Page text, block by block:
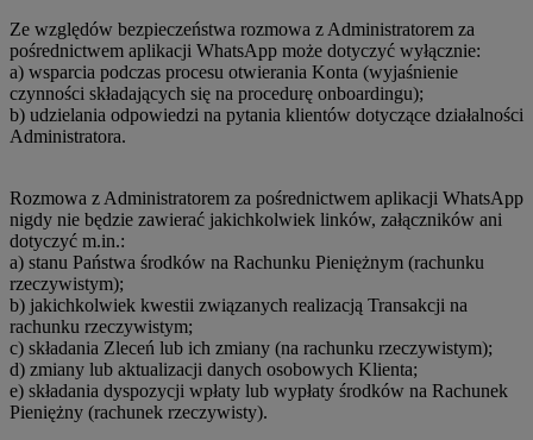
Ze względów bezpieczeństwa rozmowa z Administratorem za
pośrednictwem aplikacji WhatsApp może dotyczyć wyłącznie:
a) wsparcia podczas procesu otwierania Konta (wyjaśnienie
czynności składających się na procedurę onboardingu);
b) udzielania odpowiedzi na pytania klientów dotyczące działalności
Administratora.
Rozmowa z Administratorem za pośrednictwem aplikacji WhatsApp
nigdy nie będzie zawierać jakichkolwiek linków, załączników ani
dotyczyć m.in.:
a) stanu Państwa środków na Rachunku Pieniężnym (rachunku
rzeczywistym);
b) jakichkolwiek kwestii związanych realizacją Transakcji na
rachunku rzeczywistym;
c) składania Zleceń lub ich zmiany (na rachunku rzeczywistym);
d) zmiany lub aktualizacji danych osobowych Klienta;
e) składania dyspozycji wpłaty lub wypłaty środków na Rachunek
Pieniężny (rachunek rzeczywisty).